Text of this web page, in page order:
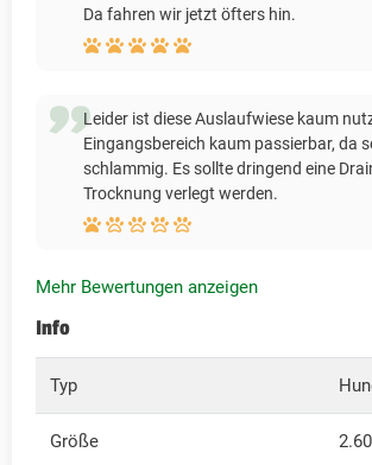
Da fahren wir jetzt öfters hin.
Leider ist diese Auslaufwiese kaum
Eingangsbereich kaum passierbar, da
schlammig. Es sollte dringend eine
Trocknung verlegt werden.
Mehr Bewertungen anzeigen
Info
Typ
Größe